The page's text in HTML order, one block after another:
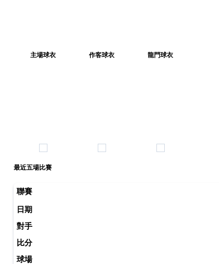
主場球衣 作客球衣 龍門球衣
最近五場比賽